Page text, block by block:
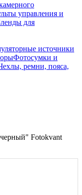
управления и
для
источники
Фотосумки и
ремни, пояса,
Fotokvant